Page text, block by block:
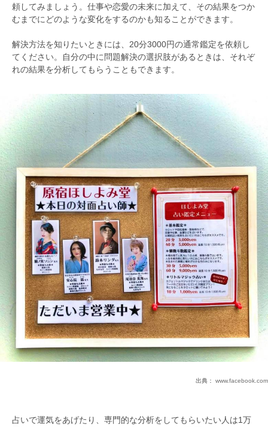
頼してみましょう。仕事や恋愛の未来に加えて、その結果をつか
むまでにどのような変化をするのかも知ることができます。
解決方法を知りたいときには、20分3000円の通常鑑定を依頼し
てください。自分の中に問題解決の選択肢があるときは、それぞ
れの結果を分析してもらうこともできます。
出典： www.facebook.com
占いで運気をあげたり、専門的な分析をしてもらいたい人は1万